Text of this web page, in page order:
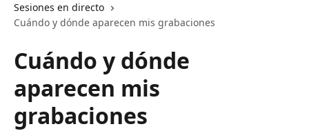
Sesiones en directo
Cuándo y dónde aparecen mis grabaciones
Cuándo y dónde
aparecen mis
grabaciones